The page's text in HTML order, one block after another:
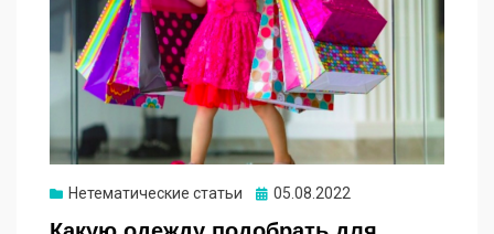
Нетематические статьи Опубликовано
05.08.2022